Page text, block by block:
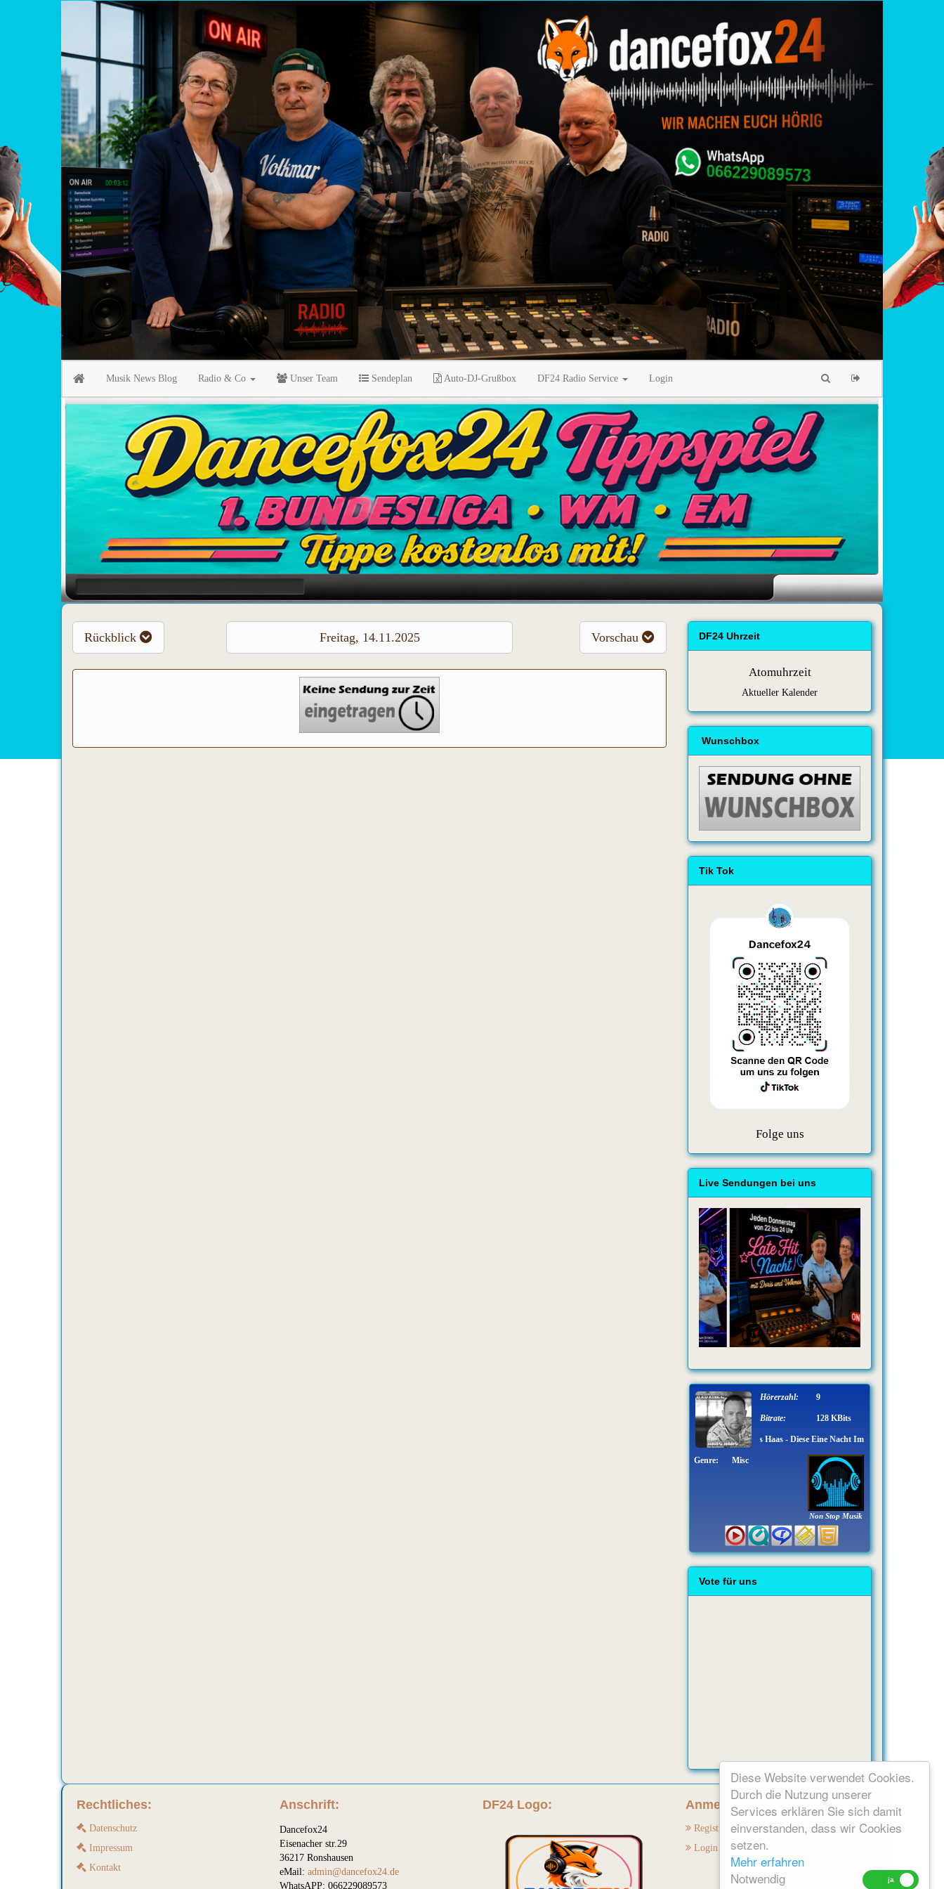
Diese Website verwendet Cookies.
Durch die Nutzung unserer
Services erklären Sie sich damit
einverstanden, dass wir Cookies
setzen.
Mehr erfahren
Notwendig
Musik News Blog Radio & Co Unser Team Sendeplan Auto-DJ-Grußbox DF24 Radio Service Login
Rückblick Freitag, 14.11.2025 Vorschau DF24 Uhrzeit
Atomuhrzeit
Aktueller Kalender
Wunschbox
Tik Tok
Folge uns
Live Sendungen bei uns
Non Stop Musik
Hans Haas - Diese Eine Nacht Im Paradies
Hörerzahl: 9
Bitrate: 128 KBits
Genre: Misc
Vote für uns
Rechtliches:
Datenschutz
Impressum
Kontakt
Anschrift:
Dancefox24
Eisenacher str.29
36217 Ronshausen
eMail: admin@dancefox24.de
WhatsAPP: 066229089573
DF24 Logo: Anmelden:
Registrieren
Login